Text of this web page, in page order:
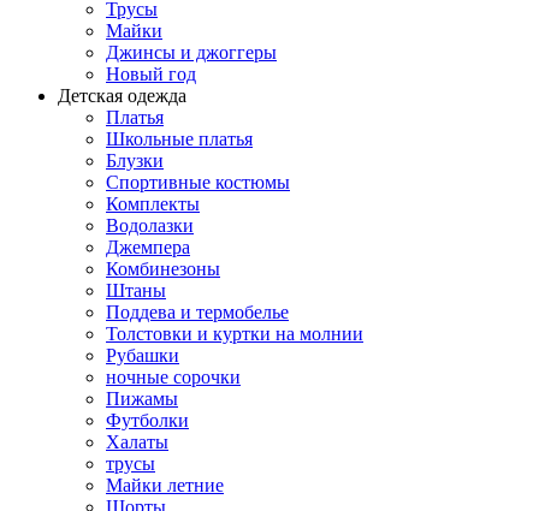
Трусы
Майки
Джинсы и джоггеры
Новый год
Детская одежда
Платья
Школьные платья
Блузки
Спортивные костюмы
Комплекты
Водолазки
Джемпера
Комбинезоны
Штаны
Поддева и термобелье
Толстовки и куртки на молнии
Рубашки
ночные сорочки
Пижамы
Футболки
Халаты
трусы
Майки летние
Шорты